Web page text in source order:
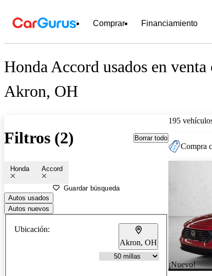
Comprar Financiamiento
Honda Accord usados en venta
Akron, OH
Filtros (2) Borrar todo
Honda Accord
Guardar búsqueda
Autos usados
Autos nuevos
Ubicación:
Akron, OH
195
Compra
¡Nuevo!